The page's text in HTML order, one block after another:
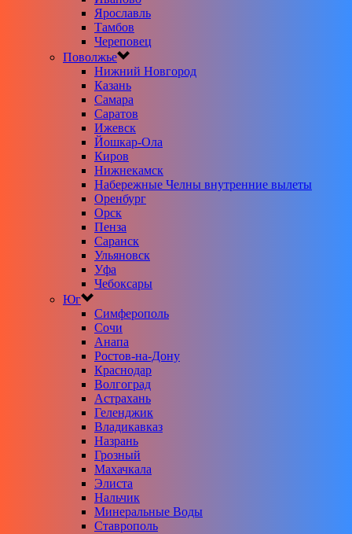
Ярославль
Тамбов
Череповец
Поволжье
Нижний Новгород
Казань
Самара
Саратов
Ижевск
Йошкар-Ола
Киров
Нижнекамск
Набережные Челны внутренние вылеты
Оренбург
Орск
Пенза
Саранск
Ульяновск
Уфа
Чебоксары
Юг
Симферополь
Сочи
Анапа
Ростов-на-Дону
Краснодар
Волгоград
Астрахань
Геленджик
Владикавказ
Назрань
Грозный
Махачкала
Элиста
Нальчик
Минеральные Воды
Ставрополь